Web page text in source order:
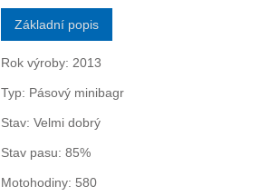
Základní popis
Rok výroby: 2013
Typ: Pásový minibagr
Stav: Velmi dobrý
Stav pasu: 85%
Motohodiny: 580